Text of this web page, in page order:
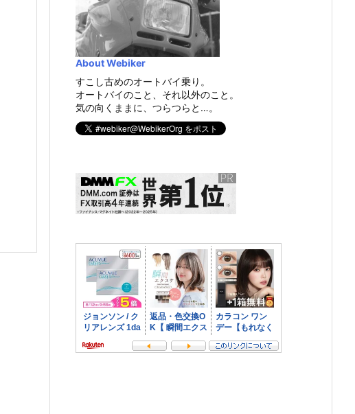
About Webiker
すこし古めのオートバイ乗り。
オートバイのこと、それ以外のこと。
気の向くままに、つらつらと…。